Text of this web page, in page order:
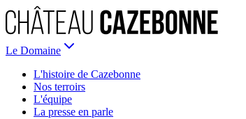
Le Domaine
L'histoire de Cazebonne
Nos terroirs
L'équipe
La presse en parle